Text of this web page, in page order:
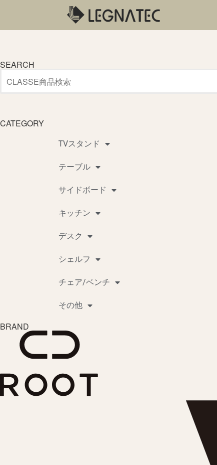
SEARCH
CATEGORY
TVスタンド
テーブル
サイドボード
キッチン
デスク
シェルフ
チェア/ベンチ
その他
BRAND